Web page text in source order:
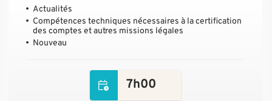
Actualités
Compétences techniques nécessaires à la certification
des comptes et autres missions légales
Nouveau
7h00